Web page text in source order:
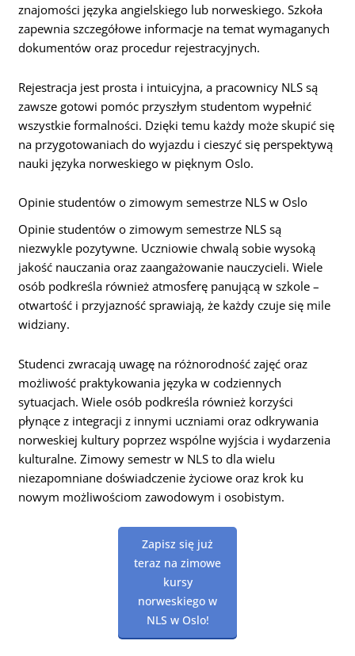
znajomości języka angielskiego lub norweskiego. Szkoła
zapewnia szczegółowe informacje na temat wymaganych
dokumentów oraz procedur rejestracyjnych.
Rejestracja jest prosta i intuicyjna, a pracownicy NLS są
zawsze gotowi pomóc przyszłym studentom wypełnić
wszystkie formalności. Dzięki temu każdy może skupić się
na przygotowaniach do wyjazdu i cieszyć się perspektywą
nauki języka norweskiego w pięknym Oslo.
Opinie studentów o zimowym semestrze NLS w Oslo
Opinie studentów o zimowym semestrze NLS są
niezwykle pozytywne. Uczniowie chwalą sobie wysoką
jakość nauczania oraz zaangażowanie nauczycieli. Wiele
osób podkreśla również atmosferę panującą w szkole –
otwartość i przyjazność sprawiają, że każdy czuje się mile
widziany.
Studenci zwracają uwagę na różnorodność zajęć oraz
możliwość praktykowania języka w codziennych
sytuacjach. Wiele osób podkreśla również korzyści
płynące z integracji z innymi uczniami oraz odkrywania
norweskiej kultury poprzez wspólne wyjścia i wydarzenia
kulturalne. Zimowy semestr w NLS to dla wielu
niezapomniane doświadczenie życiowe oraz krok ku
nowym możliwościom zawodowym i osobistym.
Zapisz się już
teraz na zimowe
kursy
norweskiego w
NLS w Oslo!